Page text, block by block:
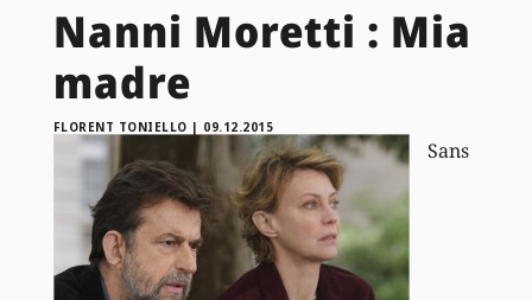
Nanni Moretti : Mia
madre
FLORENT TONIELLO | 09.12.2015
Sans